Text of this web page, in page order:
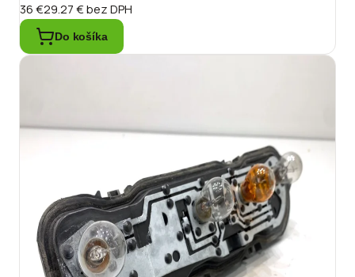
36 €29.27 €bez DPH
Do košíka